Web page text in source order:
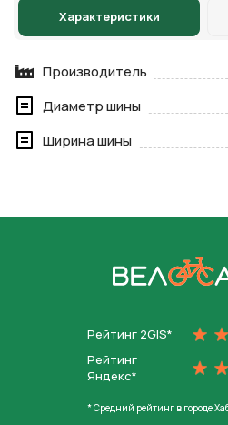
Характеристики
Производитель
Диаметр шины
Ширина шины
Рейтинг 2GIS*
Рейтинг
Яндекс*
* Средний рейтинг в городе